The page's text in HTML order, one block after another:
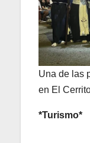
Una de las
en El
*Turismo*